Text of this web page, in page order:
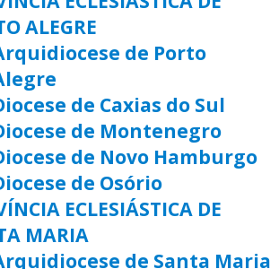
ALEGRE
de Porto
de Caxias do Sul
de Montenegro
de Novo Hamburgo
de Osório
ECLESIÁSTICA DE
MARIA
de Santa Maria